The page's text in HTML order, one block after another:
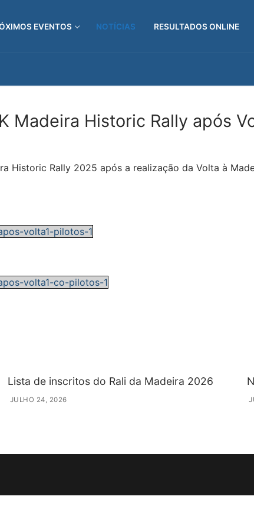
EVENTOS NOTÍCIAS RESULTADOS ONLINE
Madeira Historic Rally após
Historic Rally 2025 após a realização da Volta à
volta1-pilotos-1
volta1-co-pilotos-1
Lista de inscritos do Rali da Madeira 2026
JULHO 24, 2026